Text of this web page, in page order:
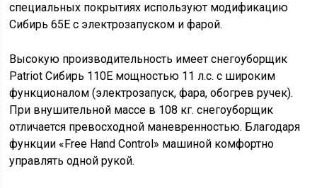
специальных покрытиях используют модификацию
Сибирь 65Е с электрозапуском и фарой.
Высокую производительность имеет снегоуборщик
Patriot Сибирь 110Е мощностью 11 л.с. с широким
функционалом (электрозапуск, фара, обогрев ручек).
При внушительной массе в 108 кг. снегоуборщик
отличается превосходной маневренностью. Благодаря
функции «Free Hand Control» машиной комфортно
управлять одной рукой.